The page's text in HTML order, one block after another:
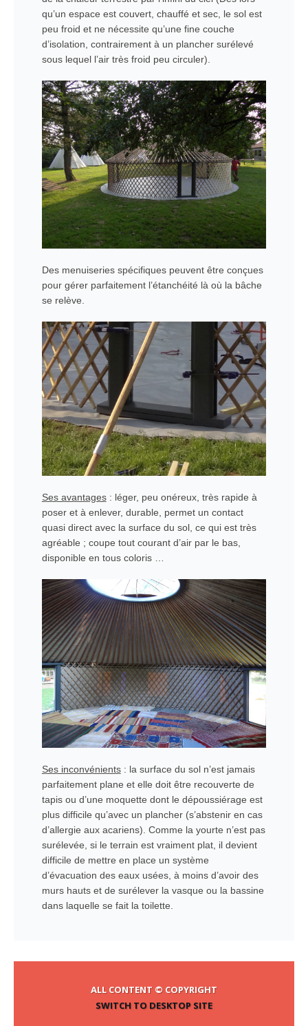
qu’un espace est couvert, chauffé et sec, le sol est
peu froid et ne nécessite qu’une fine couche
d’isolation, contrairement à un plancher surélevé
sous lequel l’air très froid peu circuler).
Des menuiseries spécifiques peuvent être conçues
pour gérer parfaitement l’étanchéité là où la bâche
se relève.
Ses avantages: léger, peu onéreux, très rapide à
poser et à enlever, durable, permet un contact
quasi direct avec la surface du sol, ce qui est très
agréable ; coupe tout courant d’air par le bas,
disponible en tous coloris …
Ses inconvénients: la surface du sol n’est jamais
parfaitement plane et elle doit être recouverte de
tapis ou d’une moquette dont le dépoussiérage est
plus difficile qu’avec un plancher (s’abstenir en cas
d’allergie aux acariens). Comme la yourte n’est pas
surélevée, si le terrain est vraiment plat, il devient
difficile de mettre en place un système
d’évacuation des eaux usées, à moins d’avoir des
murs hauts et de surélever la vasque ou la bassine
dans laquelle se fait la toilette.
ALL CONTENT © COPYRIGHT
SWITCH TO DESKTOP SITE